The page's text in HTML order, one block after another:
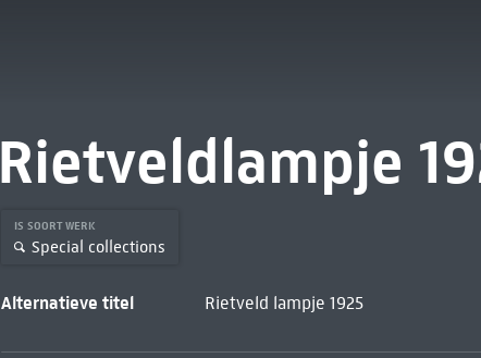
Rietveldlampje
IS SOORT WERK
Special collections
Alternatieve titel Rietveld lampje 1925